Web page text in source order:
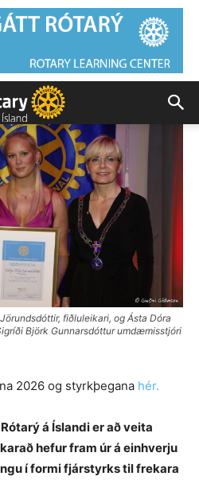
fiðluleikari, og Ásta Dóra
Björk Gunnarsdóttur umdæmisstjóri
2026 og styrkþegana hér.
á Íslandi er að veita
hefur fram úr á einhverju
í formi fjárstyrks til frekara